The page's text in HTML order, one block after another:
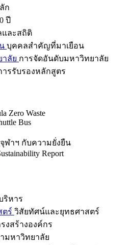
ก
ปี
ละสถิติ
บุคคลสำคัญที่มาเยือน
ลัย การจัดอันดับมหาวิทยาลัย
ารรับรองหลักสูตร
Zero Waste
Bus
จุฬาฯ กับความยั่งยืน
Report
ริหาร
ตร์ วิสัยทัศน์และยุทธศาสตร์
งสร้างองค์กร
มหาวิทยาลัย